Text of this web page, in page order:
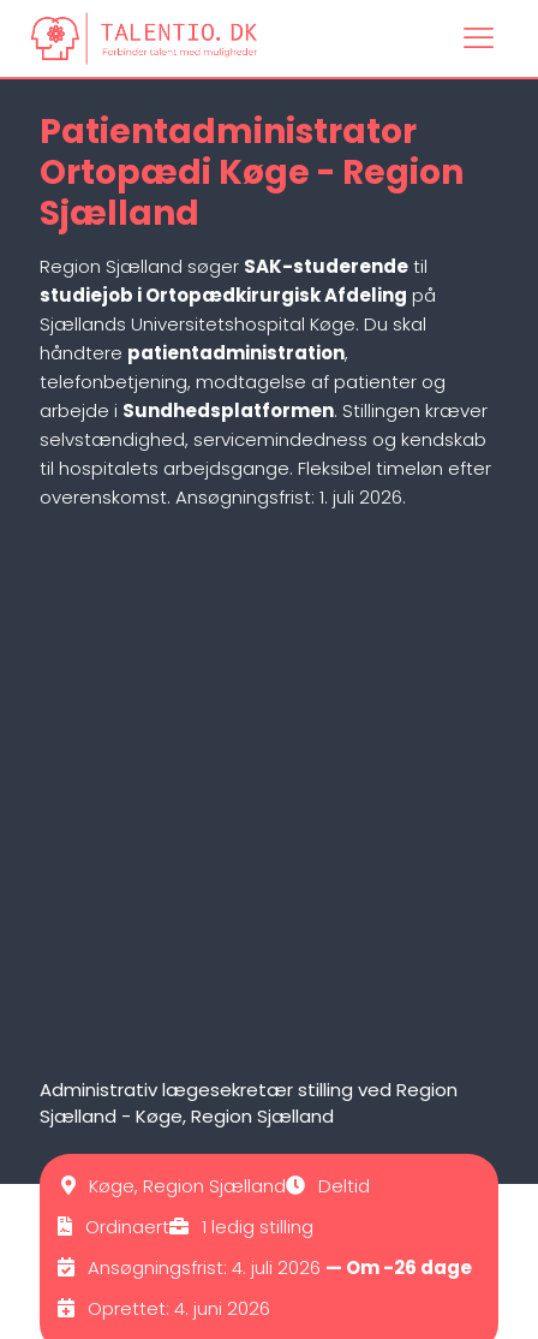
Patientadministrator
Ortopædi Køge - Region
Sjælland
Region Sjælland søger SAK-studerendetil
studiejob i Ortopædkirurgisk Afdeling på
Sjællands Universitetshospital Køge. Du skal
håndtere patientadministration,
telefonbetjening, modtagelse af patienter og
arbejde i Sundhedsplatformen. Stillingen kræver
selvstændighed, servicemindedness og kendskab
til hospitalets arbejdsgange. Fleksibel timeløn efter
overenskomst. Ansøgningsfrist: 1. juli 2026.
Administrativ lægesekretær stilling ved Region
Sjælland - Køge, Region Sjælland
Køge, Region Sjælland
Deltid
Ordinaert
1 ledig stilling
Ansøgningsfrist: 4. juli 2026 — Om -26 dage
Oprettet: 4. juni 2026